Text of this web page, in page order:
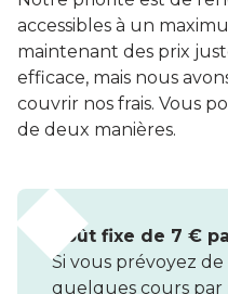
accessibles à un
maintenant des prix
efficace, mais nous
couvrir nos frais. Vous
de deux manières.
Coût fixe de 7 €
Si vous prévoyez
quelques cours par